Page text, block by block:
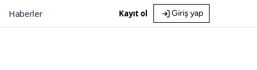
Haberler Kayıt ol Giriş yap